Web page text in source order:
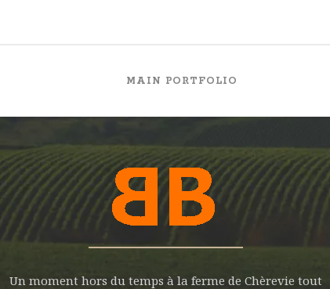
MAIN PORTFOLIO
Un moment hors du temps à la ferme de Chèrevie tout